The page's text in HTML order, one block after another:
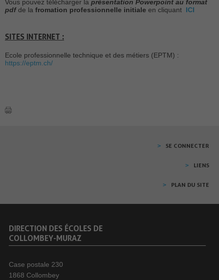
Vous pouvez télécharger la présentation Powerpoint au format
pdfde la fromation professionnelle initiale en cliquant ICI
SITES INTERNET :
Ecole professionnelle technique et des métiers (EPTM) :
https://eptm.ch/
SE CONNECTER
LIENS
PLAN DU SITE
DIRECTION DES ÉCOLES DE
COLLOMBEY-MURAZ
Case postale 230
1868 Collombey